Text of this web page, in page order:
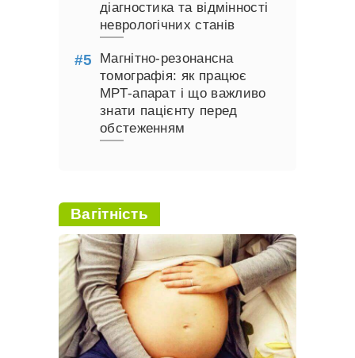
діагностика та відмінності
неврологічних станів
Магнітно-резонансна
томографія: як працює
МРТ-апарат і що важливо
знати пацієнту перед
обстеженням
Вагітність